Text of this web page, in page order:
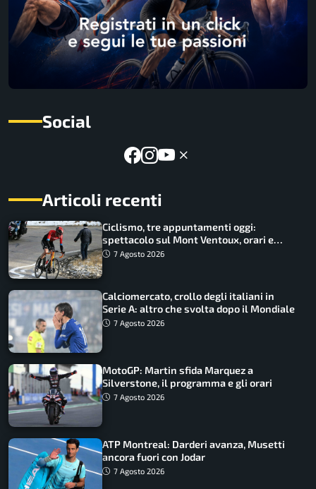
Social
Articoli recenti
Ciclismo, tre appuntamenti oggi:
spettacolo sul Mont Ventoux, orari e
come vederli
7 Agosto 2026
Calciomercato, crollo degli italiani in
Serie A: altro che svolta dopo il Mondiale
7 Agosto 2026
MotoGP: Martin sfida Marquez a
Silverstone, il programma e gli orari
7 Agosto 2026
ATP Montreal: Darderi avanza, Musetti
ancora fuori con Jodar
7 Agosto 2026